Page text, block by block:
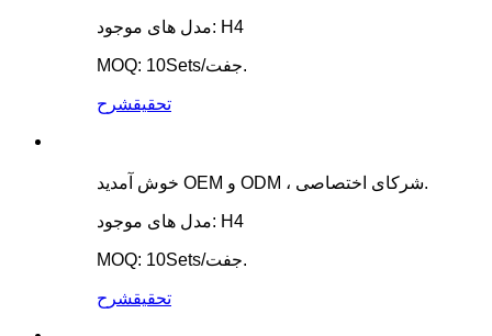
مدل های موجود: H4
MOQ: 10Sets/جفت.
تحقیقشرح
خوش آمدید OEM و ODM ، شرکای اختصاصی.
مدل های موجود: H4
MOQ: 10Sets/جفت.
تحقیقشرح